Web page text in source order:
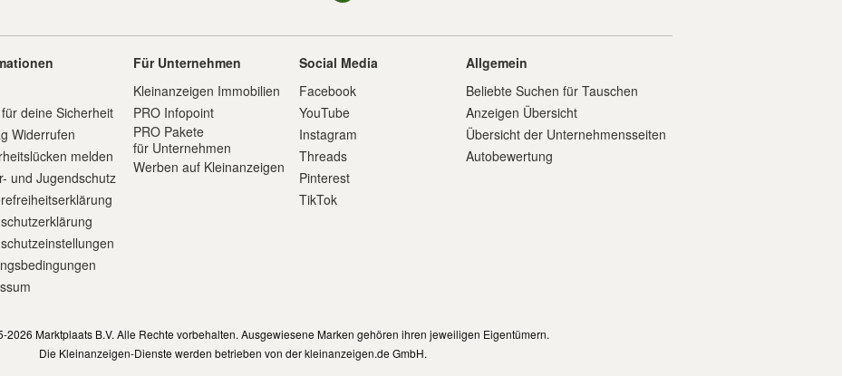
deine Sicherheit
Widerrufen
melden
und Jugendschutz
Für Unternehmen
Kleinanzeigen Immobilien
PRO Infopoint
PRO Pakete
für Unternehmen
Werben auf Kleinanzeigen
Social Media
Facebook
YouTube
Instagram
Threads
Pinterest
TikTok
Allgemein
Beliebte Suchen für Tauschen
Anzeigen Übersicht
Übersicht der Unternehmensseiten
Autobewertung
2026 Marktplaats B.V. Alle Rechte vorbehalten. Ausgewiesene Marken gehören ihren jeweiligen Eigentümern.
Die Kleinanzeigen-Dienste werden betrieben von der kleinanzeigen.de GmbH.